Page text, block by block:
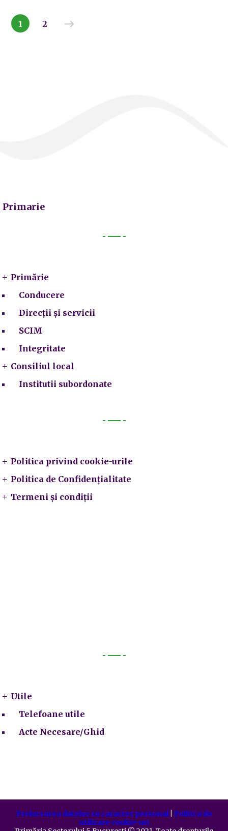
1 2
Primarie
Primărie
Conducere
Direcții și servicii
SCIM
Integritate
Consiliul local
Institutii subordonate
Politica privind cookie-urile
Politica de Confidențialitate
Termeni și condiții
Utile
Telefoane utile
Acte Necesare/Ghid
Prelucrarea datelor cu caracter personal| Politica de
utilizare cookie-uri